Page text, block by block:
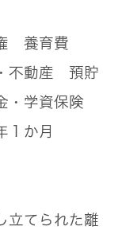
養育費
不動産 預貯
学資保険
か月
立てられた離